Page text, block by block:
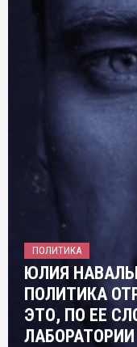
ПОЛИТИКА
ЮЛИЯ
ПОЛИТИКА
ЭТО, ПО ЕЕ
ЛАБОРАТОРИИ